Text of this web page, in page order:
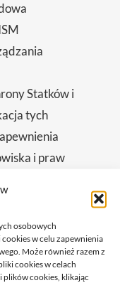
osobowych
w celu zapewnienia
Może również razem z
cookies w celach
cookies, klikając
Statków i
tych
i praw
Certyfikacja
ISPS
informacji